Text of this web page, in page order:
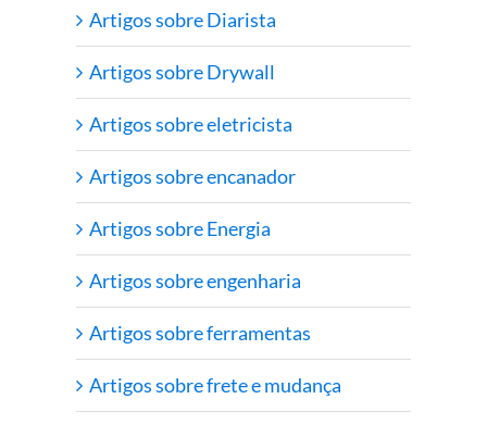
Artigos sobre Diarista
Artigos sobre Drywall
Artigos sobre eletricista
Artigos sobre encanador
Artigos sobre Energia
Artigos sobre engenharia
Artigos sobre ferramentas
Artigos sobre frete e mudança